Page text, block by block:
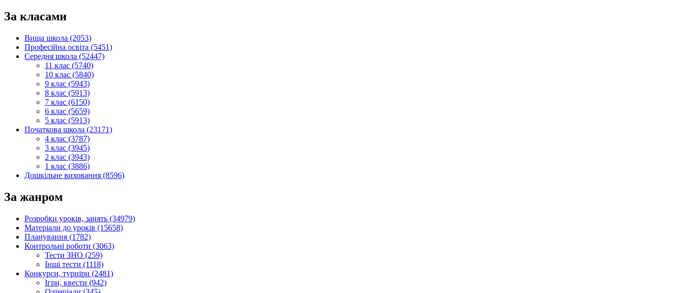
За класами
Вища школа (2053)
Професійна освіта (5451)
Середня школа (52447)
11 клас (5740)
10 клас (5840)
9 клас (5943)
8 клас (5913)
7 клас (6150)
6 клас (5659)
5 клас (5913)
Початкова школа (23171)
4 клас (3787)
3 клас (3945)
2 клас (3943)
1 клас (3886)
Дошкільне виховання (8596)
За жанром
Розробки уроків, занять (34979)
Матеріали до уроків (15658)
Планування (1782)
Контрольні роботи (3063)
Тести ЗНО (259)
Інші тести (1118)
Конкурси, турніри (2481)
Ігри, квести (942)